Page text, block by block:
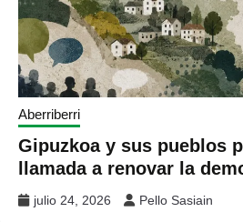
Aberriberri
Gipuzkoa y sus pueblos
llamada a renovar la
julio 24, 2026 Pello Sasiain